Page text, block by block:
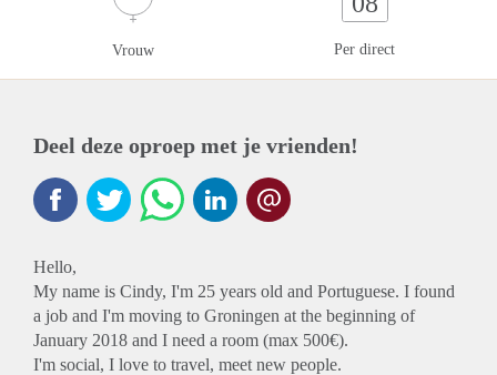
Vrouw Per direct
Deel deze oproep met je vrienden!
Hello,
My name is Cindy, I'm 25 years old and Portuguese. I found
a job and I'm moving to Groningen at the beginning of
January 2018 and I need a room (max 500€).
I'm social, I love to travel, meet new people.